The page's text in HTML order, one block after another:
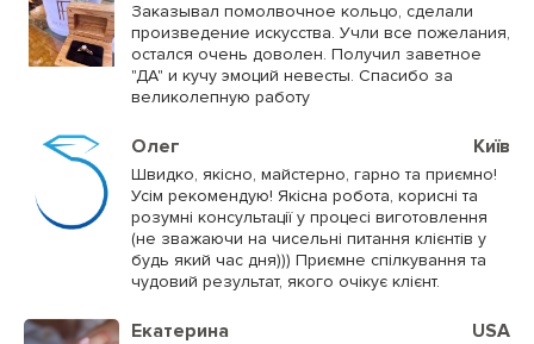
Заказывал помолвочное кольцо, сделали
произведение искусства. Учли все пожелания,
остался очень доволен. Получил заветное
"ДА" и кучу эмоций невесты. Спасибо за
великолепную работу
Олег Київ
Швидко, якісно, майстерно, гарно та приємно!
Усім рекомендую! Якісна робота, корисні та
розумні консультації у процесі виготовлення
(не зважаючи на чисельні питання клієнтів у
будь який час дня))) Приємне спілкування та
чудовий результат, якого очікує клієнт.
Екатерина USA